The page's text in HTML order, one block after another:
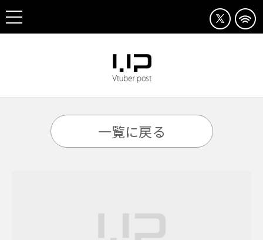
一覧に戻る